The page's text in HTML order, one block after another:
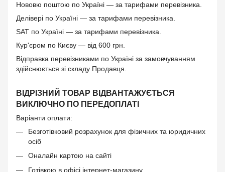
Нововю поштою по Україні — за тарифами перевізника.
Делівері по Україні — за тарифами перевізника.
SAT по Україні — за тарифами перевізника.
Кур'єром по Києву — від 600 грн.
Відправка перевізниками по Україні за замовчуванням
здійснюється зі складу Продавця.
ВІДРІЗНИЙ ТОВАР ВІДВАНТАЖУЄТЬСЯ
ВИКЛЮЧНО ПО ПЕРЕДОПЛАТІ
Варіанти оплати:
Безготівковий розрахунок для фізичних та юридичних
осіб
Оналайн картою на сайті
Готівкою в офісі інтернет-магазину